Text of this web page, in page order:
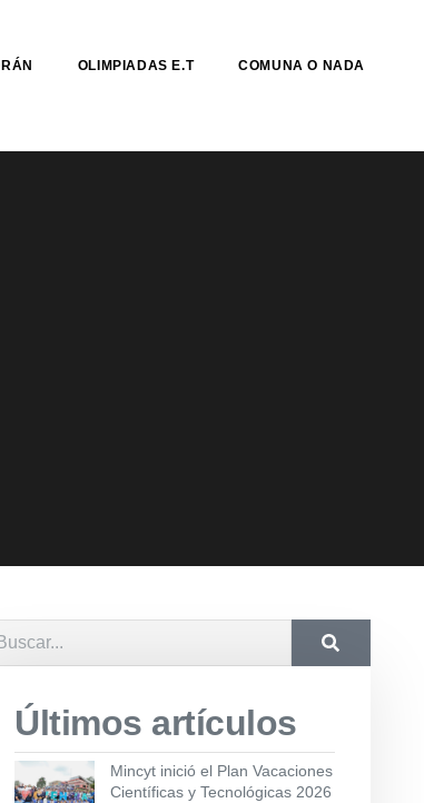
OLIMPIADAS E.T COMUNA O NADA
Últimos artículos
Mincyt inició el Plan Vacaciones
Científicas y Tecnológicas 2026